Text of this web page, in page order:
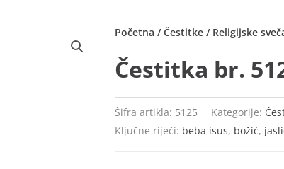
Početna /Čestitke / Religijske
Čestitka br.
Šifra artikla: 5125 Kategorije:
Ključne riječi: beba isus, božić,